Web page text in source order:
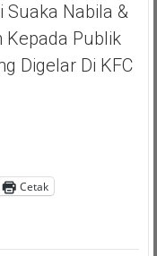
Nabila &
Kepada Publik
Digelar Di KFC
Cetak